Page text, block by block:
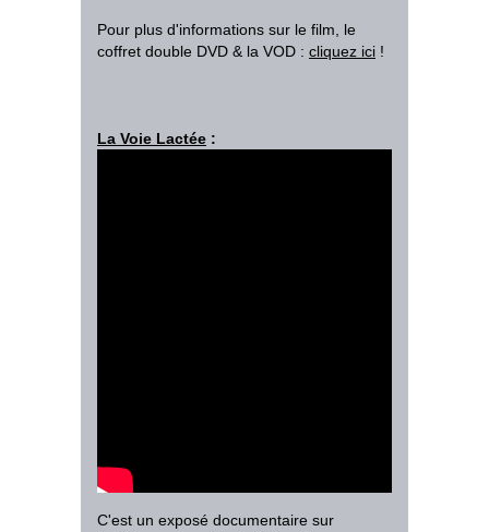
Pour plus d'informations sur le film, le
coffret double DVD & la VOD : cliquez ici !
La Voie Lactée :
C'est un exposé documentaire sur